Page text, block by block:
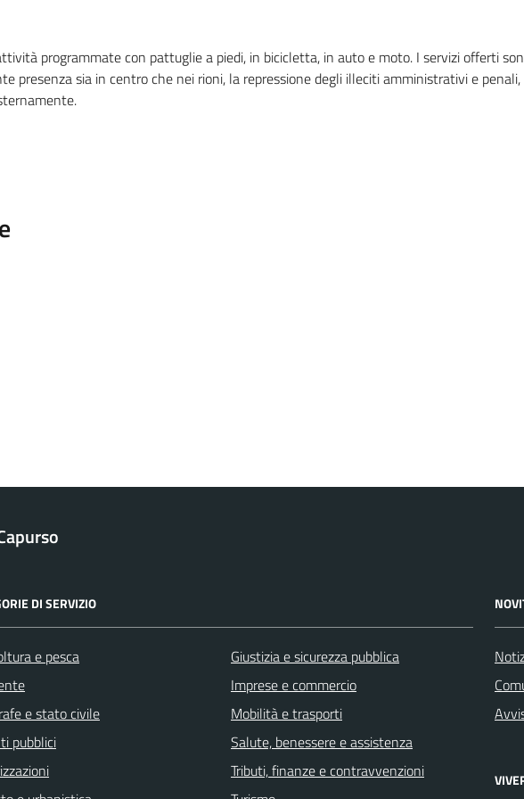
programmate con pattuglie a piedi, in bicicletta, in auto e moto. I servizi offerti
presenza sia in centro che nei rioni, la repressione degli illeciti amministrativi e
DI SERVIZIO
e pesca
e stato civile
pubblici
Giustizia e sicurezza pubblica
Imprese e commercio
Mobilità e trasporti
Salute, benessere e assistenza
Tributi, finanze e contravvenzioni